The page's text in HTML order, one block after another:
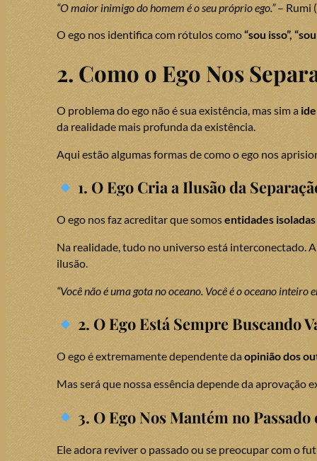
“O maior inimigo do homem é o seu próprio ego.”– Rumi
O ego nos identifica com rótulos como“sou isso”,
2. Como o Ego Nos
O problema do ego não é sua existência, mas sim a
da realidade mais profunda da existência.
Aqui estão algumas formas de como o ego nos
1. O Ego Cria a Ilusão da
O ego nos faz acreditar que somosentidades isoladas
Na realidade, tudo no universo está interconectado.
ilusão.
“Você não é uma gota no oceano. Você é o oceano inteiro
2. O Ego Está Sempre Buscando
O ego é extremamente dependente daopinião dos
Mas será que nossa essência depende da aprovação
3. O Ego Nos Mantém no
Ele adora reviver o passado ou se preocupar com o